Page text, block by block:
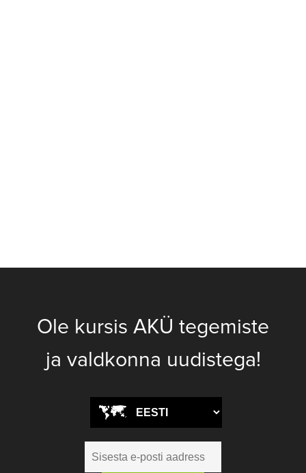
Ole kursis AKÜ tegemiste
ja valdkonna uudistega!